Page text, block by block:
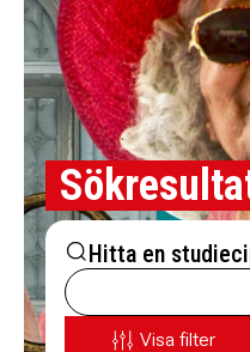
Hitta en
Visa filter